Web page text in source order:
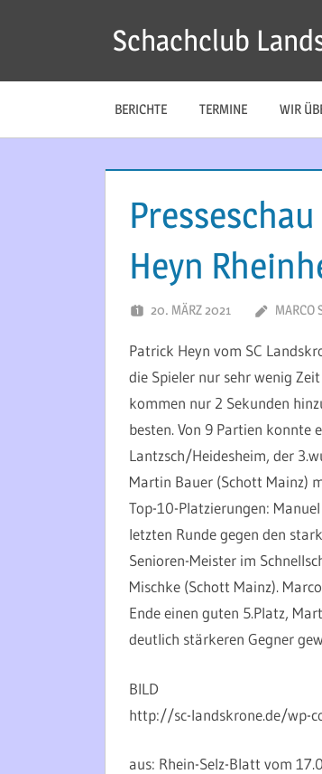
Schachclub
BERICHTE TERMINE WIR
Heyn
20. MÄRZ 2021 MARCO
Patrick Heyn vom SC
die Spieler nur sehr wenig
kommen nur 2 Sekunden
besten. Von 9 Partien konnte
Lantzsch/Heidesheim, der
Martin Bauer (Schott Mainz)
Top-10-Platzierungen:
letzten Runde gegen den
Senioren-Meister im
Mischke (Schott Mainz).
Ende einen guten 5.Platz,
deutlich stärkeren Gegner
BILD
http://sc-landskrone.de/wp-
aus: Rhein-Selz-Blatt vom